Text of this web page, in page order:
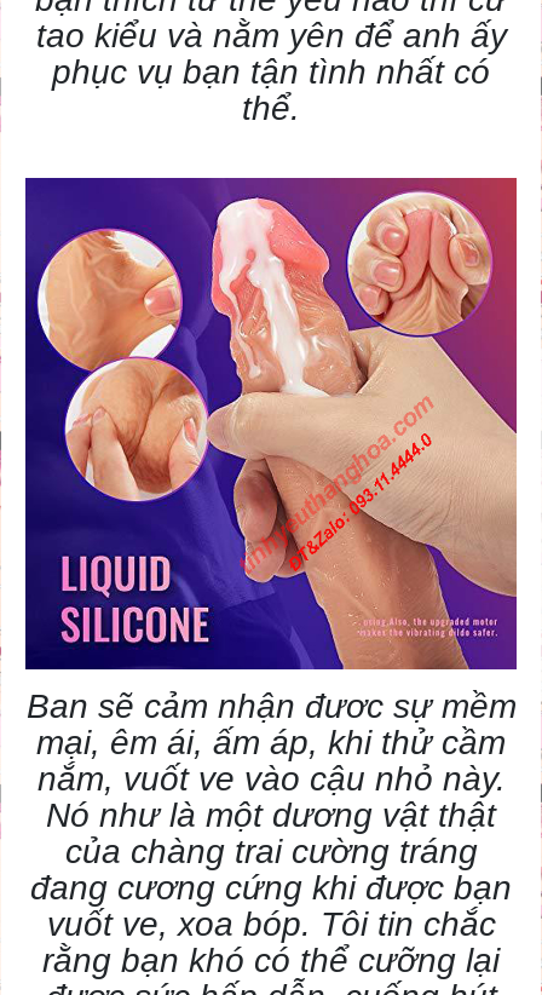
tao kiểu và nằm yên để anh ấy
phục vụ bạn tận tình nhất có
thể.
Ban sẽ cảm nhận đươc sự mềm
mại, êm ái, ấm áp, khi thử cầm
nắm, vuốt ve vào cậu nhỏ này.
Nó như là một dương vật thật
của chàng trai cường tráng
đang cương cứng khi được bạn
vuốt ve, xoa bóp. Tôi tin chắc
rằng bạn khó có thể cưỡng lại